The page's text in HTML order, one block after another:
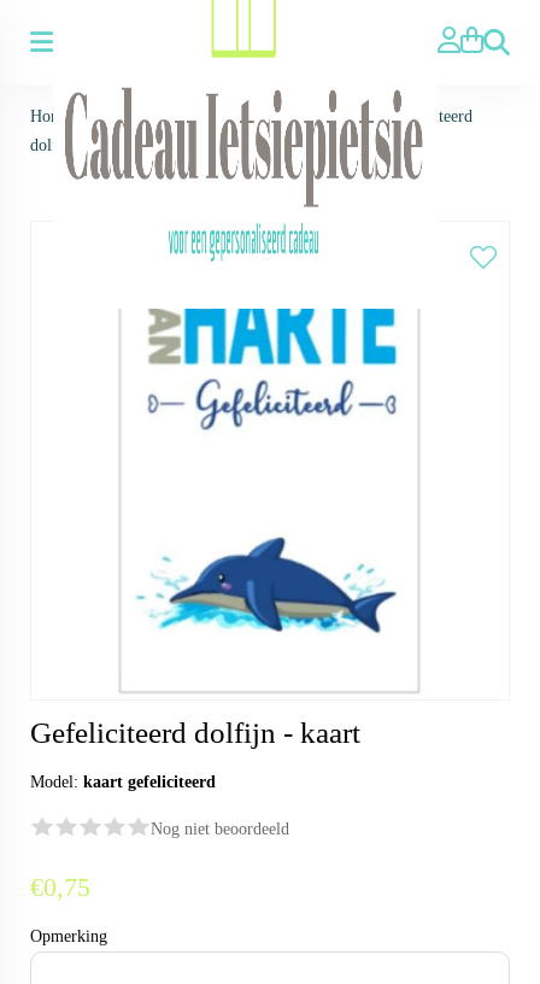
Zoeken
Home > Voor wie ▼ >Voor Kinderen>Kaarten >Gefeliciteerd
dolfijn - kaart
Gefeliciteerd dolfijn - kaart
Model: kaart gefeliciteerd
Nog niet beoordeeld
€0,75
Opmerking